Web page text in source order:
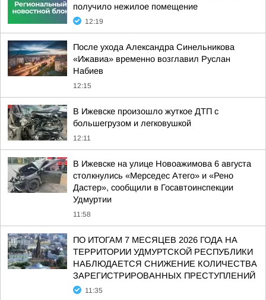
получило нежилое помещение
12:19
После ухода Александра Синельникова
«Ижавиа» временно возглавил Руслан
Набиев
12:15
В Ижевске произошло жуткое ДТП с
большегрузом и легковушкой
12:11
В Ижевске на улице Новоажимова 6 августа
столкнулись «Мерседес Атего» и «Рено
Дастер», сообщили в Госавтоинспекции
Удмуртии
11:58
ПО ИТОГАМ 7 МЕСЯЦЕВ 2026 ГОДА НА
ТЕРРИТОРИИ УДМУРТСКОЙ РЕСПУБЛИКИ
НАБЛЮДАЕТСЯ СНИЖЕНИЕ КОЛИЧЕСТВА
ЗАРЕГИСТРИРОВАННЫХ ПРЕСТУПЛЕНИЙ
11:35